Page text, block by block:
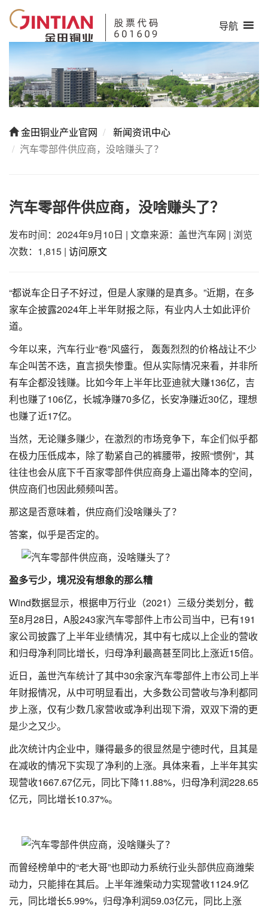
导航
金田铜业产业官网
新闻资讯中心
汽车零部件供应商，没啥赚头了？
汽车零部件供应商，没啥赚头了？
发布时间：2024年9月10日 | 文章来源：盖世汽车网 | 浏览
次数：1,815 | 访问原文
“都说车企日子不好过，但是人家赚的是真多。”近期，在多
家车企披露2024年上半年财报之际，有业内人士如此评价
道。
今年以来，汽车行业“卷”风盛行， 轰轰烈烈的价格战让不少
车企叫苦不迭，直言损失惨重。但从实际情况来看，并非所
有车企都没钱赚。比如今年上半年比亚迪就大赚136亿，吉
利也赚了106亿，长城净赚70多亿，长安净赚近30亿，理想
也赚了近17亿。
当然，无论赚多赚少，在激烈的市场竞争下，车企们似乎都
在极力压低成本，除了勒紧自己的裤腰带，按照“惯例”，其
往往也会从底下千百家零部件供应商身上逼出降本的空间，
供应商们也因此频频叫苦。
那这是否意味着，供应商们没啥赚头了？
答案，似乎是否定的。
盈多亏少，境况没有想象的那么糟
Wind数据显示，根据申万行业（2021）三级分类划分，截
至8月28日，A股243家汽车零部件上市公司当中，已有191
家公司披露了上半年业绩情况，其中有七成以上企业的营收
和归母净利同比增长，归母净利最高甚至同比上涨近15倍。
近日，盖世汽车统计了其中30余家汽车零部件上市公司上半
年财报情况，从中可明显看出，大多数公司营收与净利都同
步上涨，仅有少数几家营收或净利出现下滑，双双下滑的更
是少之又少。
此次统计内企业中，赚得最多的很显然是宁德时代，且其是
在减收的情况下实现了净利的上涨。具体来看，上半年其实
现营收1667.67亿元，同比下降11.88%，归母净利润228.65
亿元，同比增长10.37%。
而曾经榜单中的“老大哥”也即动力系统行业头部供应商潍柴
动力，只能排在其后。上半年潍柴动力实现营收1124.9亿
元，同比增长5.99%，归母净利润59.03亿元，同比上涨